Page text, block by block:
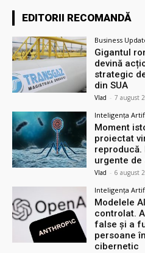
EDITORII RECOMANDĂ
Business
Gigantul
devină
strategic
din SUA
Vlad - 7 august
Inteligența
Moment
proiectat
reproducă.
urgente de
Vlad - 6 august
Inteligența
Modelele
controlat.
false și a
persoane
cibernetic